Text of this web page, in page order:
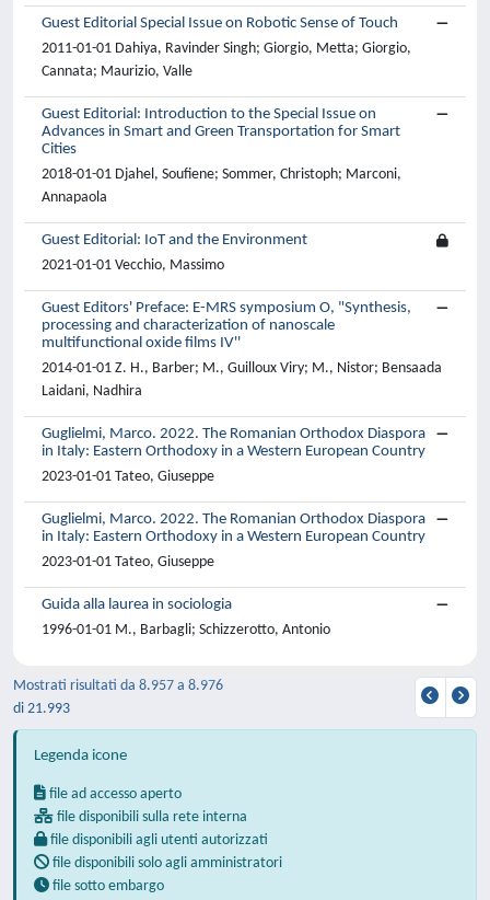
Guest Editorial Special Issue on Robotic Sense of Touch
2011-01-01 Dahiya, Ravinder Singh; Giorgio, Metta; Giorgio,
Cannata; Maurizio, Valle
Guest Editorial: Introduction to the Special Issue on
Advances in Smart and Green Transportation for Smart
Cities
2018-01-01 Djahel, Soufiene; Sommer, Christoph; Marconi,
Annapaola
Guest Editorial: IoT and the Environment
2021-01-01 Vecchio, Massimo
Guest Editors' Preface: E-MRS symposium O, "Synthesis,
processing and characterization of nanoscale
multifunctional oxide films IV''
2014-01-01 Z. H., Barber; M., Guilloux Viry; M., Nistor; Bensaada
Laidani, Nadhira
Guglielmi, Marco. 2022. The Romanian Orthodox Diaspora
in Italy: Eastern Orthodoxy in a Western European Country
2023-01-01 Tateo, Giuseppe
Guglielmi, Marco. 2022. The Romanian Orthodox Diaspora
in Italy: Eastern Orthodoxy in a Western European Country
2023-01-01 Tateo, Giuseppe
Guida alla laurea in sociologia
1996-01-01 M., Barbagli; Schizzerotto, Antonio
Mostrati risultati da 8.957 a 8.976
di 21.993
Legenda icone
file ad accesso aperto
file disponibili sulla rete interna
file disponibili agli utenti autorizzati
file disponibili solo agli amministratori
file sotto embargo